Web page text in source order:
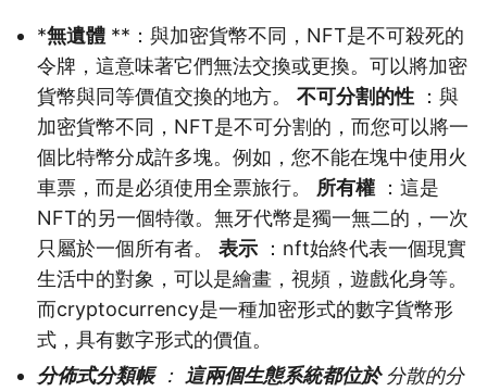
*無遺體 **：與加密貨幣不同，NFT是不可殺死的
令牌，這意味著它們無法交換或更換。可以將加密
貨幣與同等價值交換的地方。 不可分割的性 ：與
加密貨幣不同，NFT是不可分割的，而您可以將一
個比特幣分成許多塊。例如，您不能在塊中使用火
車票，而是必須使用全票旅行。 所有權 ：這是
NFT的另一個特徵。無牙代幣是獨一無二的，一次
只屬於一個所有者。 表示 ：nft始終代表一個現實
生活中的對象，可以是繪畫，視頻，遊戲化身等。
而cryptocurrency是一種加密形式的數字貨幣形
式，具有數字形式的價值。
分佈式分類帳： 這兩個生態系統都位於分散的分